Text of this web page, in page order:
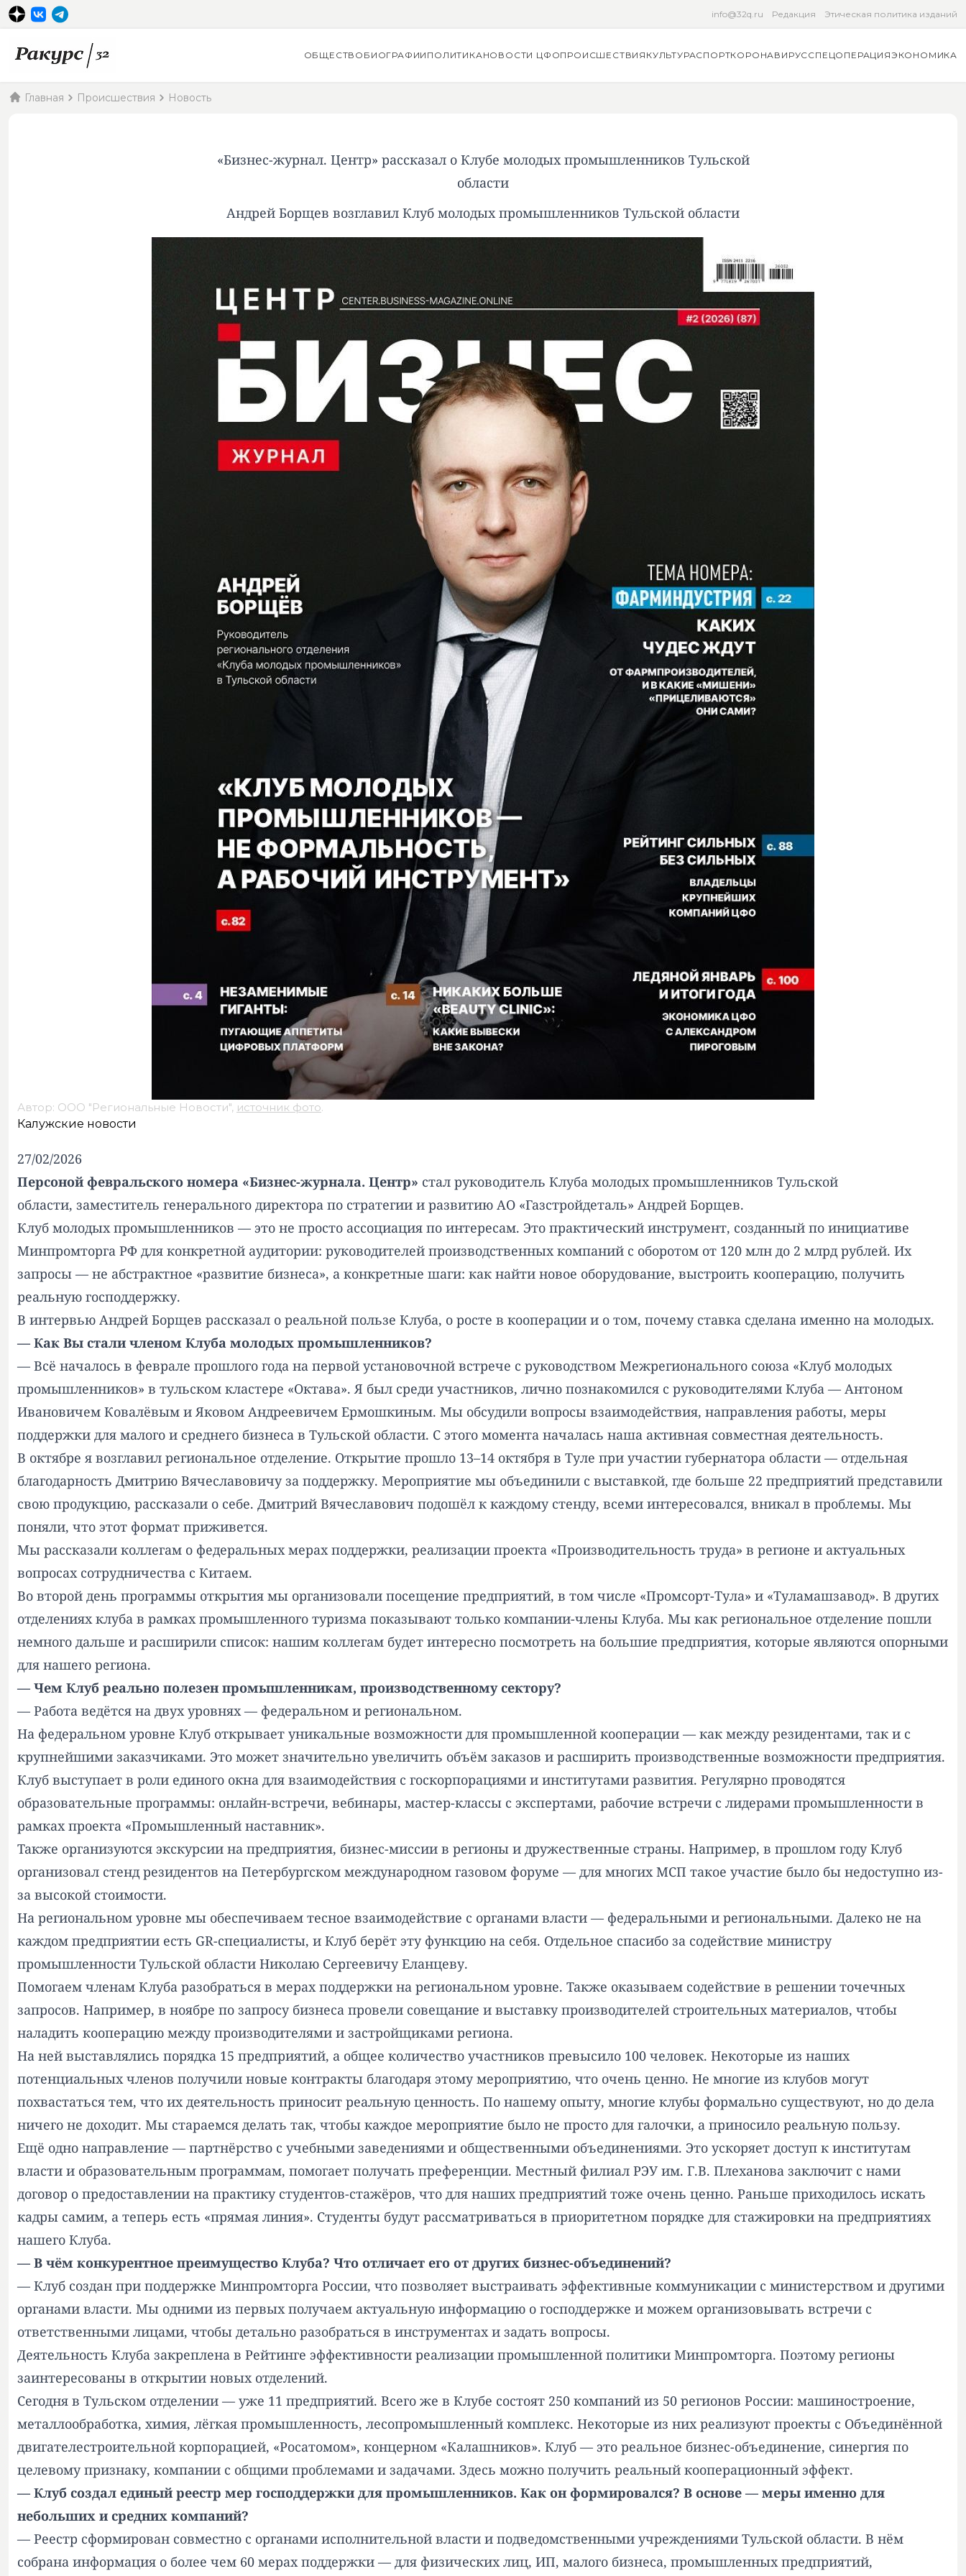
info@32q.ru Редакция Этическая политика изданий
ОБЩЕСТВО БИОГРАФИИ ПОЛИТИКАНОВОСТИ ЦФОПРОИСШЕСТВИЯ КУЛЬТУРАСПОРТКОРОНАВИРУССПЕЦОПЕРАЦИЯЭКОНОМИКА
Главная Происшествия Новость
«Бизнес-журнал. Центр» рассказал о Клубе молодых промышленников Тульской
области
Андрей Борщев возглавил Клуб молодых промышленников Тульской области
Автор: ООО "Региональные Новости", источник фото.
Калужские новости
27/02/2026
Персоной февральского номера «Бизнес-журнала. Центр» стал руководитель Клуба молодых промышленников Тульской
области, заместитель генерального директора по стратегии и развитию АО «Газстройдеталь» Андрей Борщев.
Клуб молодых промышленников — это не просто ассоциация по интересам. Это практический инструмент, созданный по инициативе
Минпромторга РФ для конкретной аудитории: руководителей производственных компаний с оборотом от 120 млн до 2 млрд рублей. Их
запросы — не абстрактное «развитие бизнеса», а конкретные шаги: как найти новое оборудование, выстроить кооперацию, получить
реальную господдержку.
В интервью Андрей Борщев рассказал о реальной пользе Клуба, о росте в кооперации и о том, почему ставка сделана именно на молодых.
— Как Вы стали членом Клуба молодых промышленников?
— Всё началось в феврале прошлого года на первой установочной встрече с руководством Межрегионального союза «Клуб молодых
промышленников» в тульском кластере «Октава». Я был среди участников, лично познакомился с руководителями Клуба — Антоном
Ивановичем Ковалёвым и Яковом Андреевичем Ермошкиным. Мы обсудили вопросы взаимодействия, направления работы, меры
поддержки для малого и среднего бизнеса в Тульской области. С этого момента началась наша активная совместная деятельность.
В октябре я возглавил региональное отделение. Открытие прошло 13–14 октября в Туле при участии губернатора области — отдельная
благодарность Дмитрию Вячеславовичу за поддержку. Мероприятие мы объединили с выставкой, где больше 22 предприятий представили
свою продукцию, рассказали о себе. Дмитрий Вячеславович подошёл к каждому стенду, всеми интересовался, вникал в проблемы. Мы
поняли, что этот формат приживется.
Мы рассказали коллегам о федеральных мерах поддержки, реализации проекта «Производительность труда» в регионе и актуальных
вопросах сотрудничества с Китаем.
Во второй день программы открытия мы организовали посещение предприятий, в том числе «Промсорт-Тула» и «Туламашзавод». В других
отделениях клуба в рамках промышленного туризма показывают только компании-члены Клуба. Мы как региональное отделение пошли
немного дальше и расширили список: нашим коллегам будет интересно посмотреть на большие предприятия, которые являются опорными
для нашего региона.
— Чем Клуб реально полезен промышленникам, производственному сектору?
— Работа ведётся на двух уровнях — федеральном и региональном.
На федеральном уровне Клуб открывает уникальные возможности для промышленной кооперации — как между резидентами, так и с
крупнейшими заказчиками. Это может значительно увеличить объём заказов и расширить производственные возможности предприятия.
Клуб выступает в роли единого окна для взаимодействия с госкорпорациями и институтами развития. Регулярно проводятся
образовательные программы: онлайн-встречи, вебинары, мастер-классы с экспертами, рабочие встречи с лидерами промышленности в
рамках проекта «Промышленный наставник».
Также организуются экскурсии на предприятия, бизнес-миссии в регионы и дружественные страны. Например, в прошлом году Клуб
организовал стенд резидентов на Петербургском международном газовом форуме — для многих МСП такое участие было бы недоступно из-
за высокой стоимости.
На региональном уровне мы обеспечиваем тесное взаимодействие с органами власти — федеральными и региональными. Далеко не на
каждом предприятии есть GR-специалисты, и Клуб берёт эту функцию на себя. Отдельное спасибо за содействие министру
промышленности Тульской области Николаю Сергеевичу Еланцеву.
Помогаем членам Клуба разобраться в мерах поддержки на региональном уровне. Также оказываем содействие в решении точечных
запросов. Например, в ноябре по запросу бизнеса провели совещание и выставку производителей строительных материалов, чтобы
наладить кооперацию между производителями и застройщиками региона.
На ней выставлялись порядка 15 предприятий, а общее количество участников превысило 100 человек. Некоторые из наших
потенциальных членов получили новые контракты благодаря этому мероприятию, что очень ценно. Не многие из клубов могут
похвастаться тем, что их деятельность приносит реальную ценность. По нашему опыту, многие клубы формально существуют, но до дела
ничего не доходит. Мы стараемся делать так, чтобы каждое мероприятие было не просто для галочки, а приносило реальную пользу.
Ещё одно направление — партнёрство с учебными заведениями и общественными объединениями. Это ускоряет доступ к институтам
власти и образовательным программам, помогает получать преференции. Местный филиал РЭУ им. Г.В. Плеханова заключит с нами
договор о предоставлении на практику студентов-стажёров, что для наших предприятий тоже очень ценно. Раньше приходилось искать
кадры самим, а теперь есть «прямая линия». Студенты будут рассматриваться в приоритетном порядке для стажировки на предприятиях
нашего Клуба.
— В чём конкурентное преимущество Клуба? Что отличает его от других бизнес-объединений?
— Клуб создан при поддержке Минпромторга России, что позволяет выстраивать эффективные коммуникации с министерством и другими
органами власти. Мы одними из первых получаем актуальную информацию о господдержке и можем организовывать встречи с
ответственными лицами, чтобы детально разобраться в инструментах и задать вопросы.
Деятельность Клуба закреплена в Рейтинге эффективности реализации промышленной политики Минпромторга. Поэтому регионы
заинтересованы в открытии новых отделений.
Сегодня в Тульском отделении — уже 11 предприятий. Всего же в Клубе состоят 250 компаний из 50 регионов России: машиностроение,
металлообработка, химия, лёгкая промышленность, лесопромышленный комплекс. Некоторые из них реализуют проекты с Объединённой
двигателестроительной корпорацией, «Росатомом», концерном «Калашников». Клуб — это реальное бизнес-объединение, синергия по
целевому признаку, компании с общими проблемами и задачами. Здесь можно получить реальный кооперационный эффект.
— Клуб создал единый реестр мер господдержки для промышленников. Как он формировался? В основе — меры именно для
небольших и средних компаний?
— Реестр сформирован совместно с органами исполнительной власти и подведомственными учреждениями Тульской области. В нём
собрана информация о более чем 60 мерах поддержки — для физических лиц, ИП, малого бизнеса, промышленных предприятий,